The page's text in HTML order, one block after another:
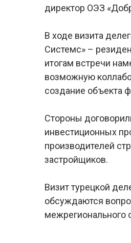
директор ОЭЗ
В ходе визита
Системс» –
итогам встречи
возможную
создание объекта
Стороны
инвестиционных
производителей
застройщиков.
Визит турецкой
обсуждаются
межрегионального